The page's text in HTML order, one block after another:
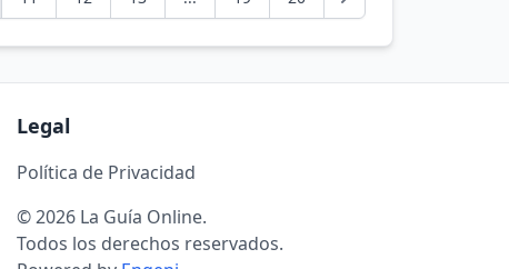
Legal
Política de Privacidad
© 2026 La Guía Online.
Todos los derechos reservados.